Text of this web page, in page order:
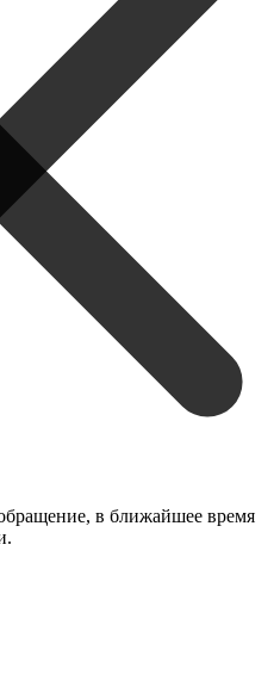
в ближайшее время